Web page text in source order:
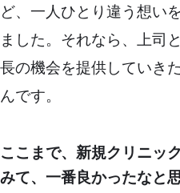
ど、一人ひとり違う想い
ました。それなら、上司
長の機会を提供していき
んです。
ここまで、新規クリニッ
みて、一番良かったなと